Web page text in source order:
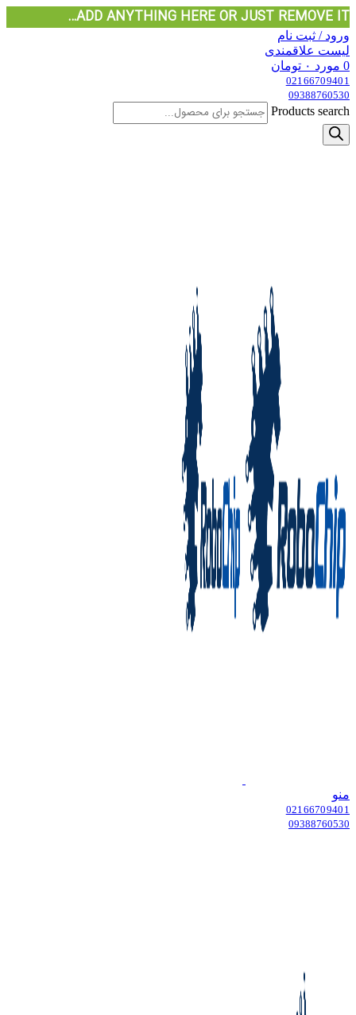
ADD ANYTHING HERE OR JUST REMOVE IT…
ورود / ثبت نام
لیست علاقمندی
0 مورد ۰ تومان
02166709401
09388760530
Products search
منو
02166709401
09388760530